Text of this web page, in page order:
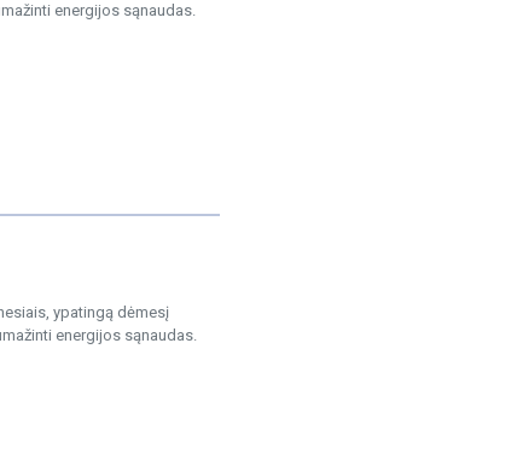
energijos sąnaudas.
ypatingą dėmesį
energijos sąnaudas.